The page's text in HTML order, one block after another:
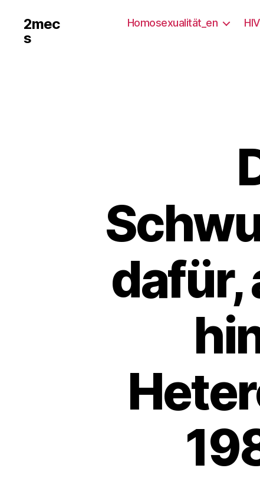
2mec
s
Homosexualität_en
dafür,